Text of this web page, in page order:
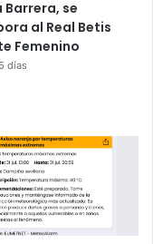
Barrera, se
al Real Betis
Femenino
días